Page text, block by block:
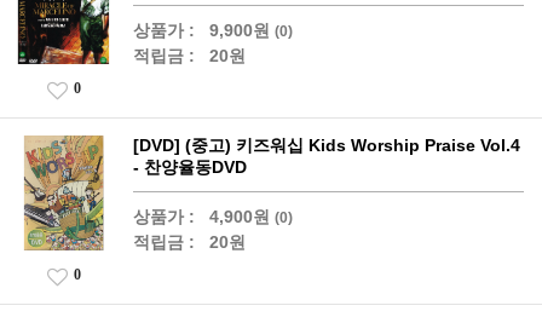
상품가 : 9,900원 (0)
적립금 : 20원
0
[DVD] (중고) 키즈워십 Kids Worship Praise Vol.4
- 찬양율동DVD
상품가 : 4,900원 (0)
적립금 : 20원
0